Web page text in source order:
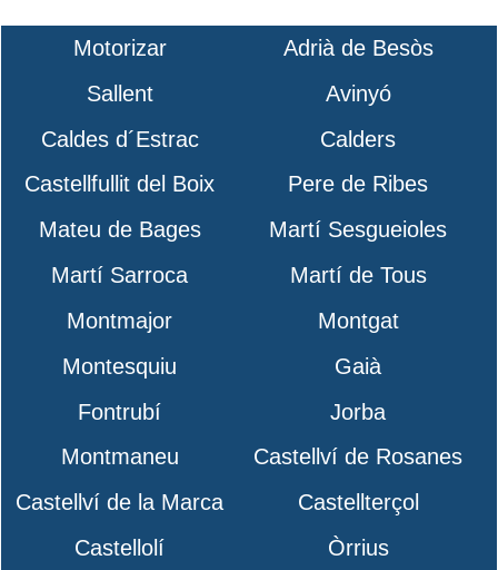
Motorizar
Adrià de Besòs
Sallent
Avinyó
Caldes d´Estrac
Calders
Castellfullit del Boix
Pere de Ribes
Mateu de Bages
Martí Sesgueioles
Martí Sarroca
Martí de Tous
Montmajor
Montgat
Montesquiu
Gaià
Fontrubí
Jorba
Montmaneu
Castellví de Rosanes
Castellví de la Marca
Castellterçol
Castellolí
Òrrius